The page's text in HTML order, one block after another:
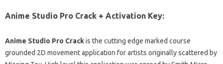
Anime Studio Pro Crack + Activation Key:
Anime Studio Pro Crackis the cutting edge marked course
grounded 2D movement application for artists originally scattered by